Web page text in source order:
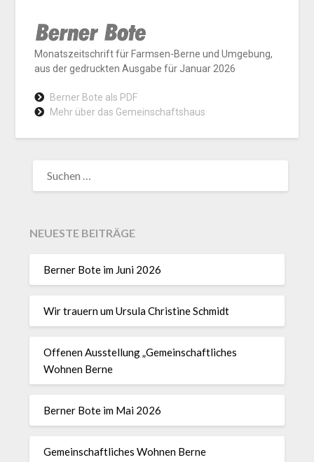
Monatszeitschrift für Farmsen-Berne und Umgebung,
aus der gedruckten Ausgabe für Januar 2026
Berner Bote als PDF
Mehr über das Gemeinschaftshaus
NEUESTE BEITRÄGE
Berner Bote im Juni 2026
Wir trauern um Ursula Christine Schmidt
Offenen Ausstellung „Gemeinschaftliches
Wohnen Berne
Berner Bote im Mai 2026
Gemeinschaftliches Wohnen Berne